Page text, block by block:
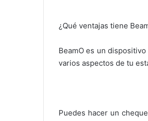
¿Qué ventajas tiene
BeamO es un
varios aspectos de tu
Puedes hacer un